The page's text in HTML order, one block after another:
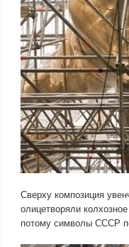
Сверху композиция
олицетворяли
потому символы СССР